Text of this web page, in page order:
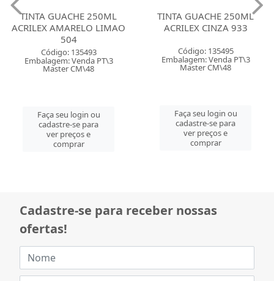
TINTA GUACHE 250ML
ACRILEX AMARELO LIMAO
504
Código: 135493
Embalagem: Venda PT\3
Master CM\48
Faça seu login ou
cadastre-se para
ver preços e
comprar
TINTA GUACHE 250ML
ACRILEX CINZA 933
Código: 135495
Embalagem: Venda PT\3
Master CM\48
Faça seu login ou
cadastre-se para
ver preços e
comprar
Cadastre-se para receber nossas
ofertas!